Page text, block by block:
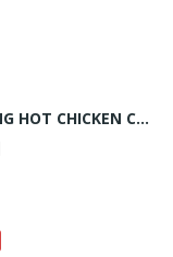
SAMYANG HOT CHICKEN CARBO SAUCE 불닭 까르보소스 - 165ml